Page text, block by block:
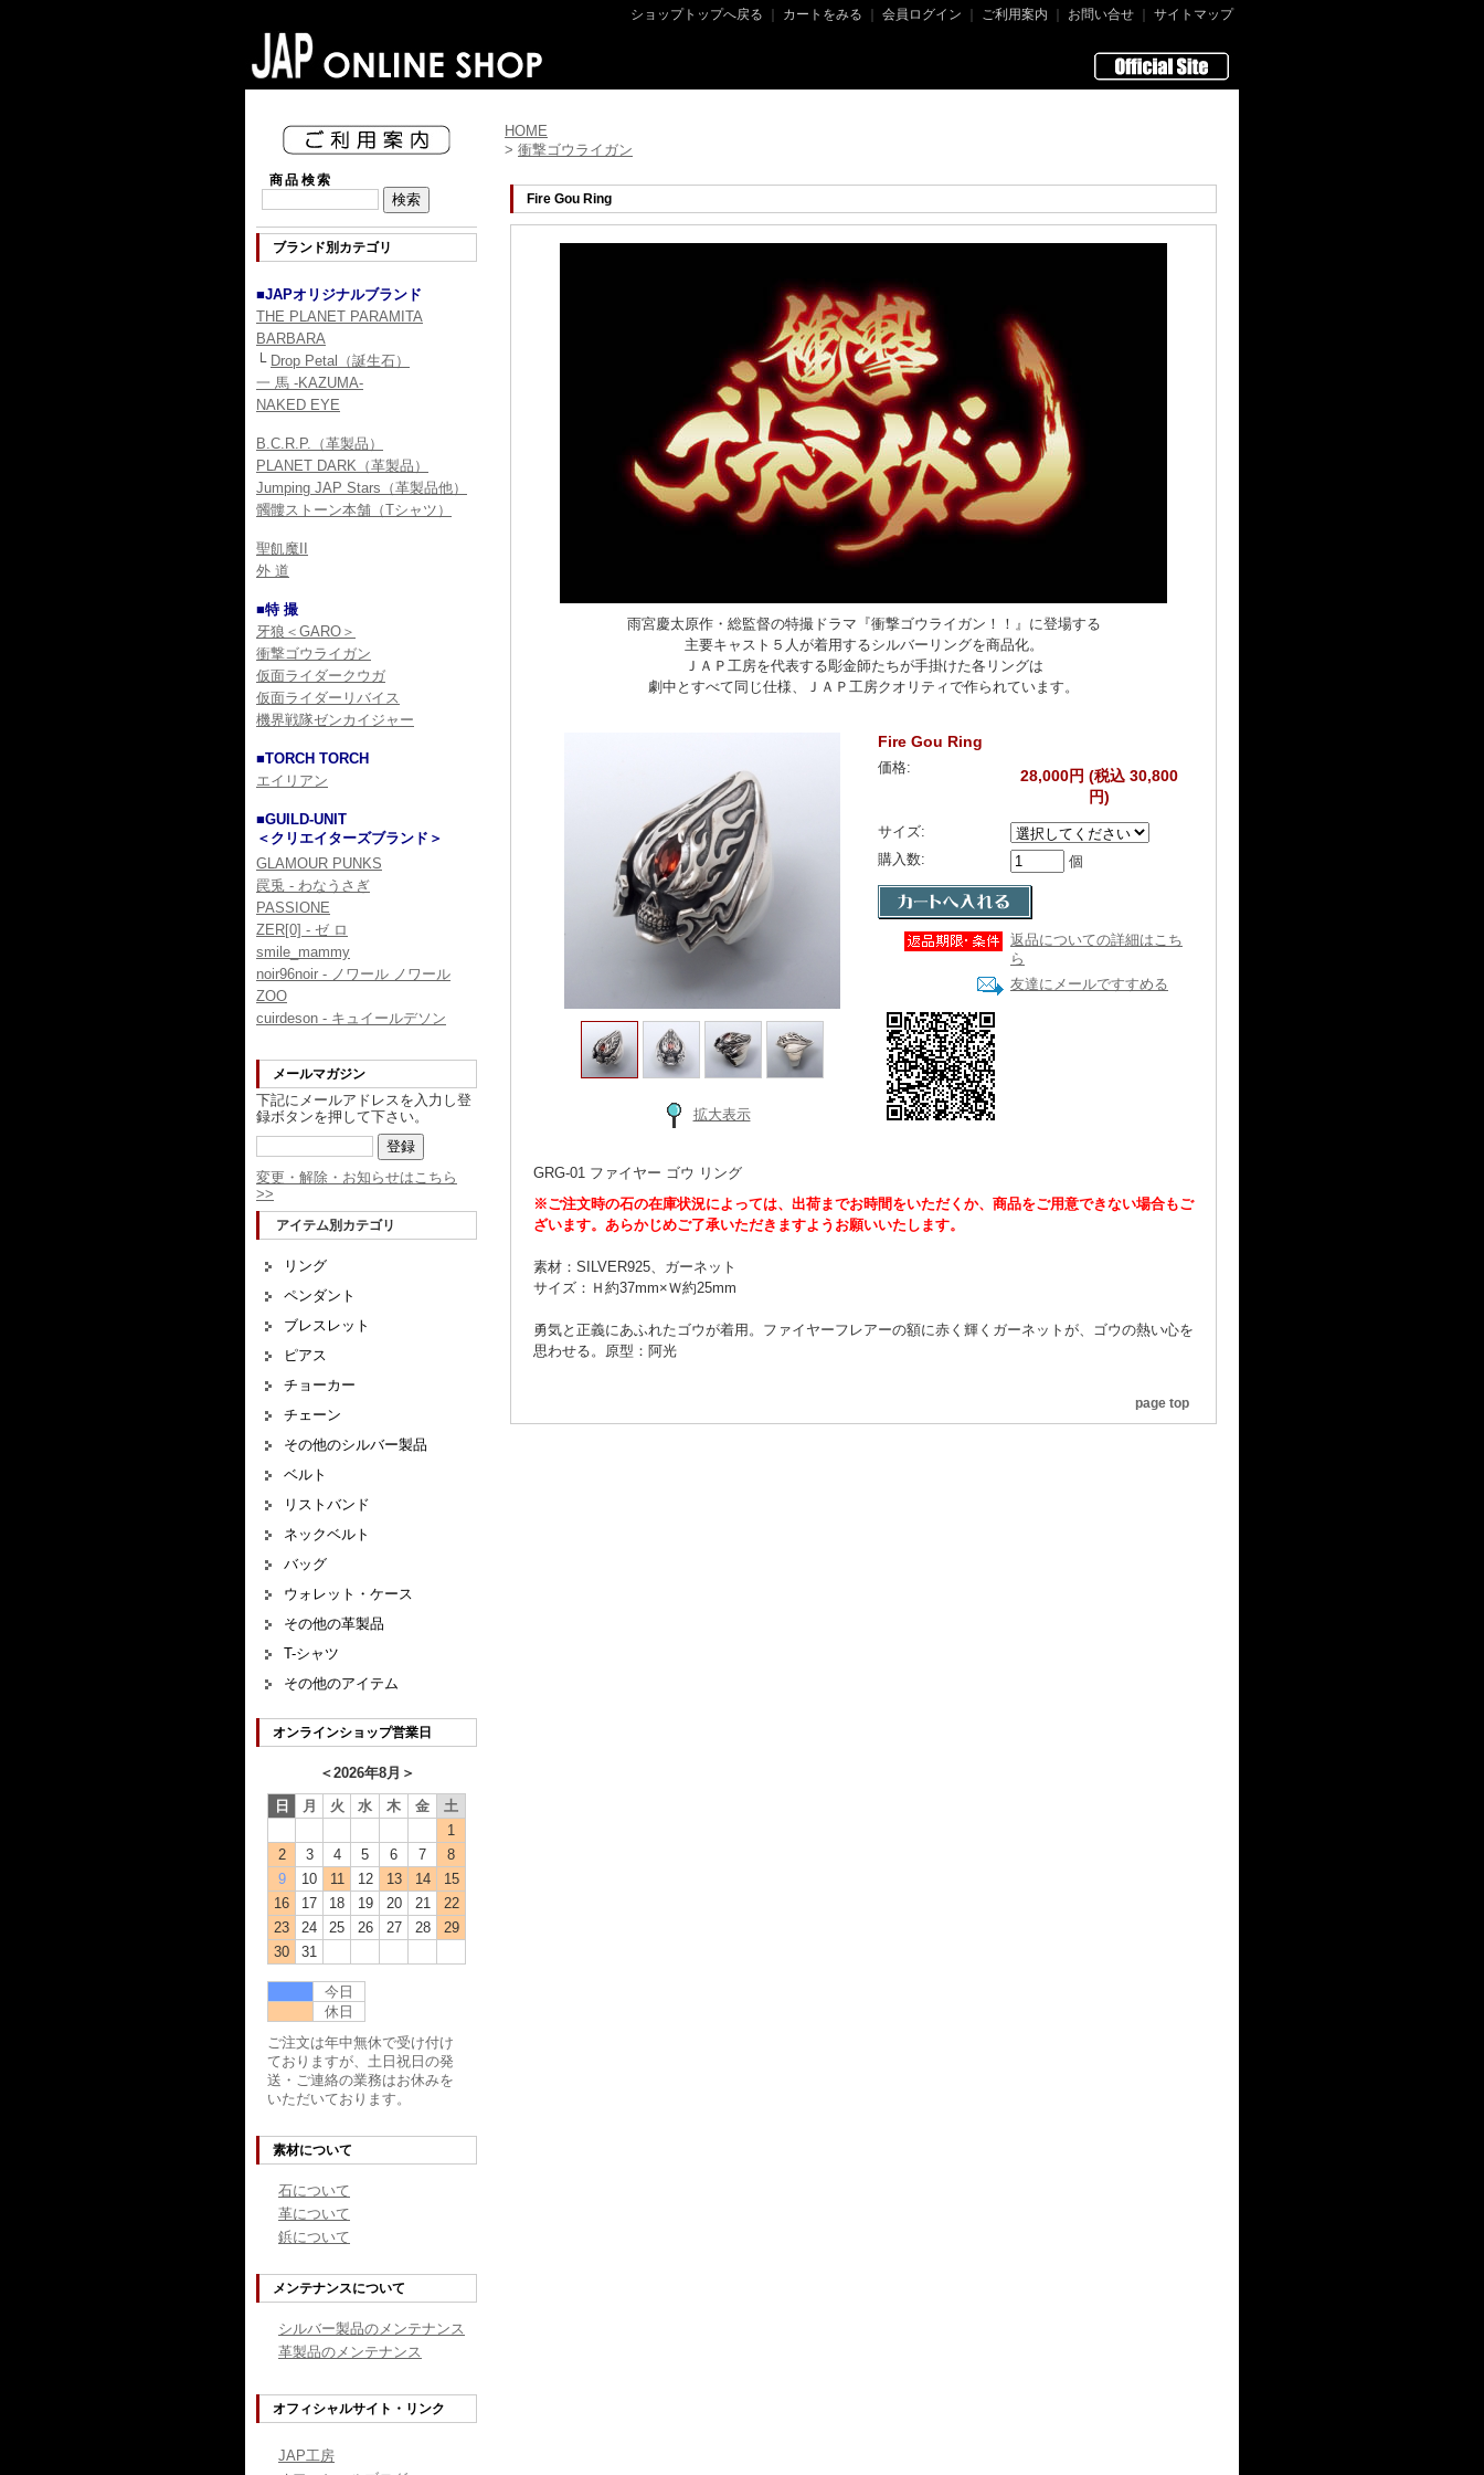
ショップトップへ戻る カートをみる 会員ログイン ご利用案内 お問い合せ サイトマップ
商品検索
ブランド別カテゴリ
■JAPオリジナルブランド
THE PLANET PARAMITA
BARBARA
└ Drop Petal（誕生石）
一 馬 -KAZUMA-
NAKED EYE
B.C.R.P.（革製品）
PLANET DARK（革製品）
Jumping JAP Stars（革製品他）
髑髏ストーン本舗（Tシャツ）
聖飢魔II
外 道
■特 撮
牙狼＜GARO＞
衝撃ゴウライガン
仮面ライダークウガ
仮面ライダーリバイス
機界戦隊ゼンカイジャー
■TORCH TORCH
エイリアン
■GUILD-UNIT
＜クリエイターズブランド＞
GLAMOUR PUNKS
罠兎 - わなうさぎ
PASSIONE
ZER[0] - ゼ ロ
smile_mammy
noir96noir - ノワール ノワール
ZOO
cuirdeson - キュイールデソン
メールマガジン
下記にメールアドレスを入力し登
録ボタンを押して下さい。
変更・解除・お知らせはこちら
>>
アイテム別カテゴリ
リング
ペンダント
ブレスレット
ピアス
チョーカー
チェーン
その他のシルバー製品
ベルト
リストバンド
ネックベルト
バッグ
ウォレット・ケース
その他の革製品
T-シャツ
その他のアイテム
オンラインショップ営業日
＜2026年8月 ＞
日
月 火 水 木 金
土
1
2
3 4 5 6 7
8
9
10 11 12 13 14
15
16
17 18 19 20 21
22
23
24 25 26 27 28
29
30
31
今日
休日
ご注文は年中無休で受け付け
ておりますが、土日祝日の発
送・ご連絡の業務はお休みを
いただいております。
素材について
石について
革について
鋲について
メンテナンスについて
シルバー製品のメンテナンス
革製品のメンテナンス
オフィシャルサイト・リンク
JAP工房
HOME
> 衝撃ゴウライガン
Fire Gou Ring
雨宮慶太原作・総監督の特撮ドラマ『衝撃ゴウライガン！！』に登場する
主要キャスト５人が着用するシルバーリングを商品化。
ＪＡＰ工房を代表する彫金師たちが手掛けた各リングは
劇中とすべて同じ仕様、ＪＡＰ工房クオリティで作られています。
拡大表示
Fire Gou Ring
価格:
28,000円 (税込 30,800
円)
サイズ:
購入数:
個
返品についての詳細はこち
ら
友達にメールですすめる
GRG-01 ファイヤー ゴウ リング
※ご注文時の石の在庫状況によっては、出荷までお時間をいただくか、商品をご用意できない場合もご
ざいます。あらかじめご了承いただきますようお願いいたします。
素材：SILVER925、ガーネット
サイズ：Ｈ約37mm×Ｗ約25mm
勇気と正義にあふれたゴウが着用。ファイヤーフレアーの額に赤く輝くガーネットが、ゴウの熱い心を
思わせる。原型：阿光
page top